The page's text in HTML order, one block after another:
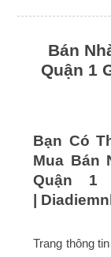
Bán
Quận 1
Bạn Có
Mua Bán
Quận 1
Trang thông tin